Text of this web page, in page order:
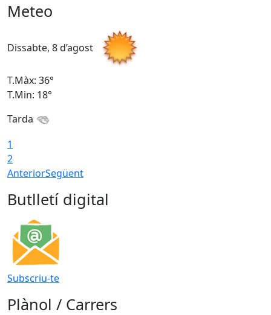
Meteo
Dissabte, 8 d’agost
T.Màx: 36°
T.Min: 18°
Tarda
1
2
AnteriorSegüent
Butlletí digital
Subscriu-te
Plànol / Carrers